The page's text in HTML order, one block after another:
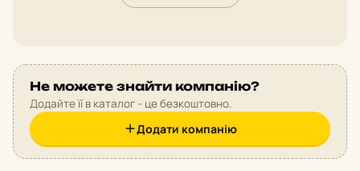
Не можете знайти компанію?
Додайте її в каталог - це безкоштовно.
Додати компанію